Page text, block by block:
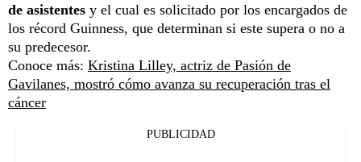
de asistentes y el cual es solicitado por los encargados de
los récord Guinness, que determinan si este supera o no a
su predecesor.
Conoce más: Kristina Lilley, actriz de Pasión de
Gavilanes, mostró cómo avanza su recuperación tras el
cáncer
PUBLICIDAD